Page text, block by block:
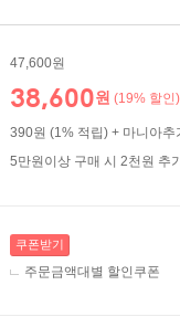
47,600원
38,600원 (19% 할인)
390원 (1% 적립) + 마니아추
5만원이상 구매 시 2천원 추
쿠폰받기
주문금액대별 할인쿠폰